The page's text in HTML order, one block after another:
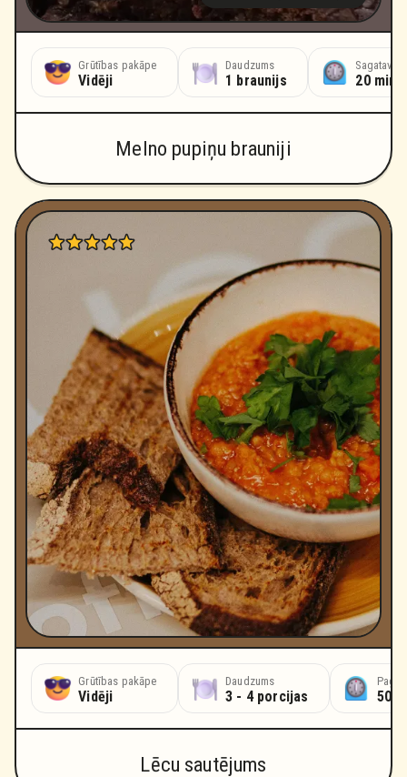
Grūtības pakāpe
Vidēji
Daudzums
1 braunijs 20
Melno pupiņu brauniji
Grūtības pakāpe
Vidēji
Daudzums
3 - 4 porcijas 50
Lēcu sautējums